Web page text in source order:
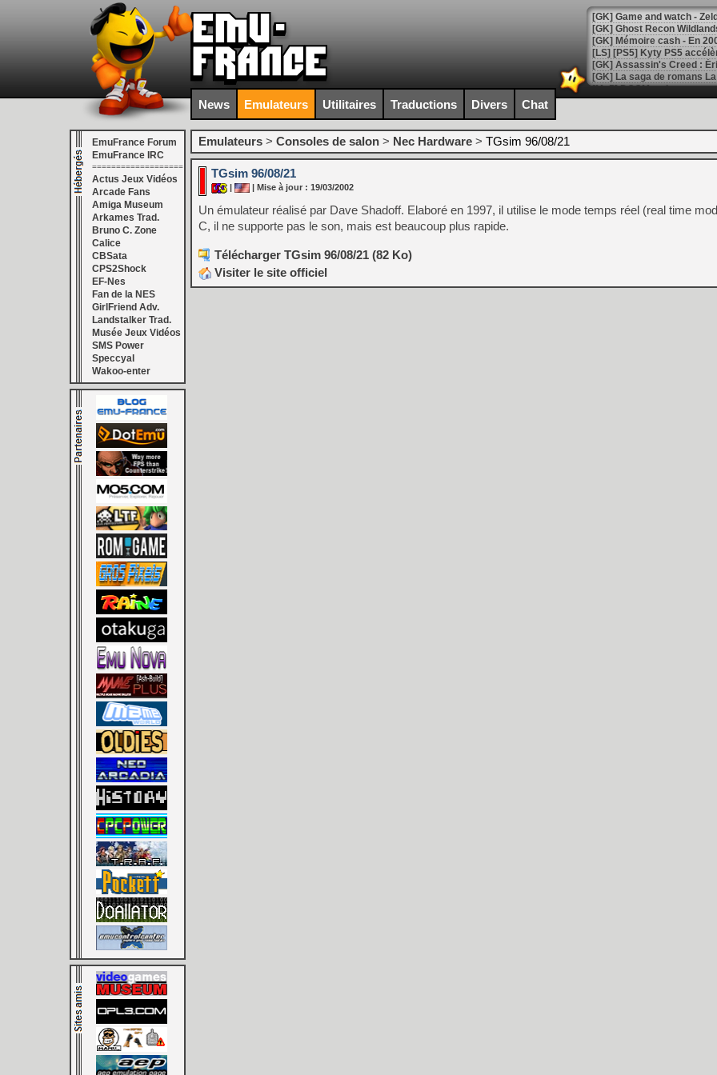
[Mo5] DOOM arrive en
[GK] Bethesda fête les 30
[GK] Roblox : l'action en
[GK] Agenda - GeForce
[LS] [PS5] ps5-y2jb-
[GK] Pourquoi Marvel
[GK] Test : Restory : Chill
[GK] GTA 6 : Rockstar
[GK] Hot Wheels Infinite
[GK] Mémoire cash -
[GK] Résultats Nintendo :
[GK] Déjà des
[Mo5] Brickboy cherche à
[GK] Minecraft et ses «
[GK] Beast of
[GK] Ubisoft : fin de partie
[GK] Mémoire cash -
[GK] Dan Houser (GTA)
[GK] Comment EA Sports
[GK] Crimson Moon : un
[GK] Isle of Reveries : le
[GK] Moonlighter 2 : The
[GK] Capcom relance
[Mo5] Deux inédits du
[GK] Le beat'em up The
[GK] Endless Legend 2 :
[LS] [PS5] Premiers
News Emulateurs Utilitaires Traductions Divers Chat
EmuFrance Forum
EmuFrance IRC
===================
Actus Jeux Vidéos
Arcade Fans
Amiga Museum
Arkames Trad.
Bruno C. Zone
Calice
CBSata
CPS2Shock
EF-Nes
Fan de la NES
GirlFriend Adv.
Landstalker Trad.
Musée Jeux Vidéos
SMS Power
Speccyal
Wakoo-enter
Emulateurs > Consoles de salon > Nec Hardware > TGsim 96/08/21
TGsim 96/08/21
| | Mise à jour : 19/03/2002
Un émulateur réalisé par Dave Shadoff. Elaboré en 1997, il utilise le mode temps réel (real time
C, il ne supporte pas le son, mais est beaucoup plus rapide.
Télécharger TGsim 96/08/21 (82 Ko)
Visiter le site officiel